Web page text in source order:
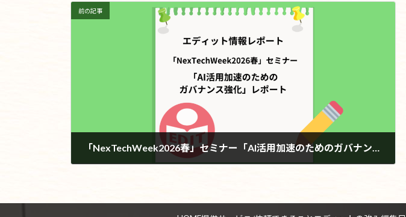
前の記事
「NexTechWeek2026春」セミナー「AI活用加速のためのガバナンス強化」レポート